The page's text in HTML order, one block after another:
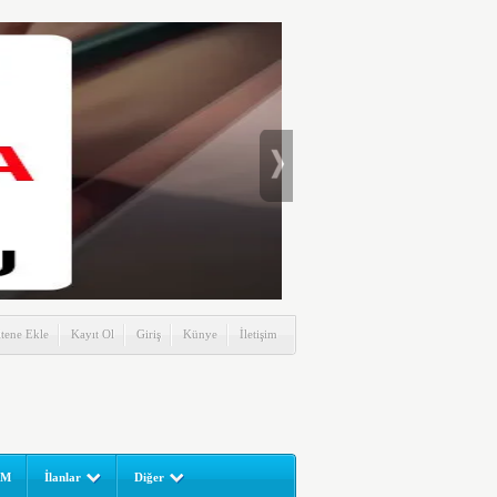
Ekle Kayıt Ol Giriş Künye İletişim
İlanlar Diğer